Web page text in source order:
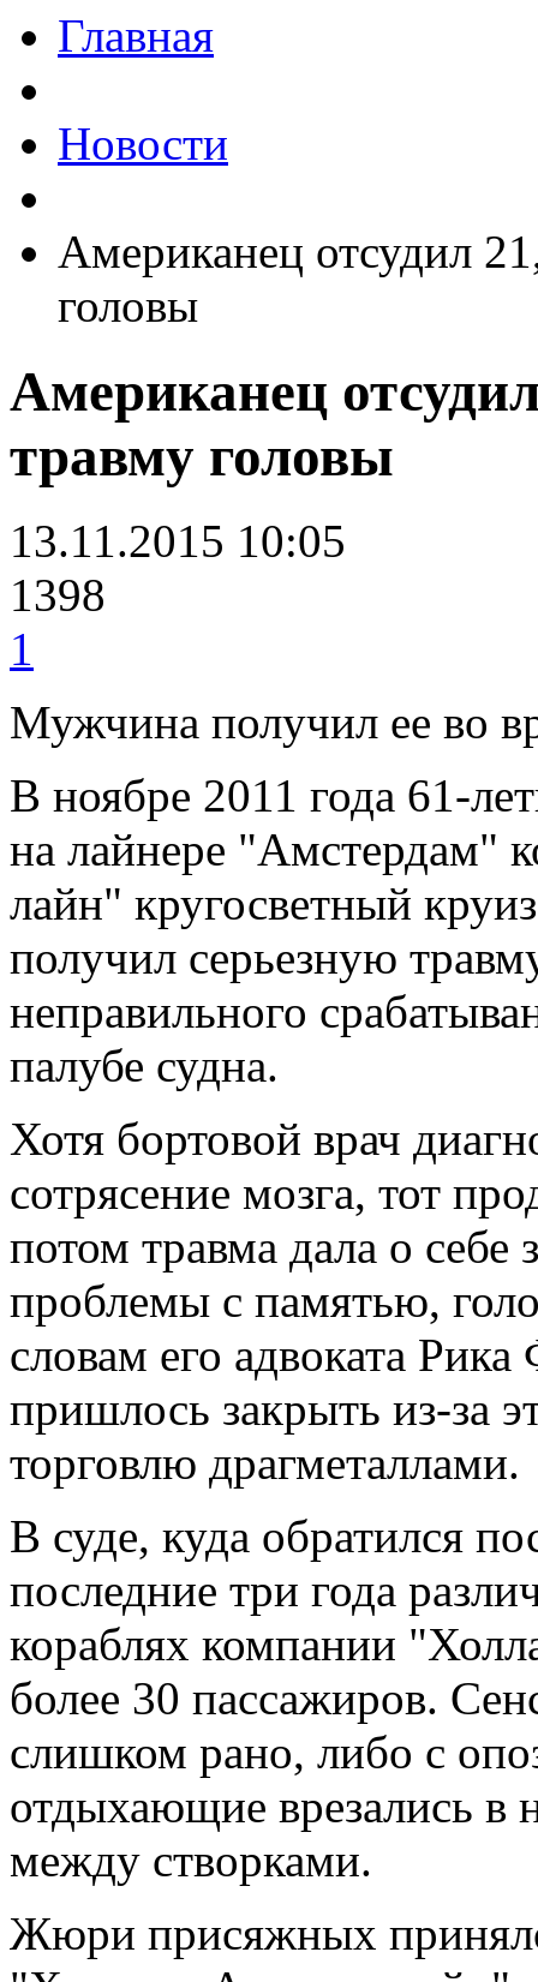
Главная
Новости
Американец отсудил
головы
Американец
травму головы
13.11.2015 10:05
1398
1
Мужчина получил ее во
В ноябре 2011 года 61-
на лайнере "Амстердам"
лайн" кругосветный
получил серьезную
неправильного
палубе судна.
Хотя бортовой врач
сотрясение мозга, тот
потом травма дала о себе
проблемы с памятью,
словам его адвоката
пришлось закрыть из-за
торговлю драгметаллами.
В суде, куда обратился
последние три года
кораблях компании
более 30 пассажиров.
слишком рано, либо с
отдыхающие врезались в
между створками.
Жюри присяжных